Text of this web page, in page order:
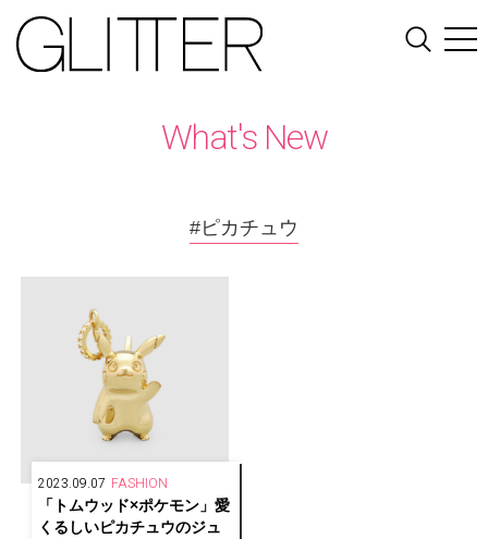
What's New
#ピカチュウ
2023.09.07 FASHION
「トムウッド×ポケモン」愛
くるしいピカチュウのジュ